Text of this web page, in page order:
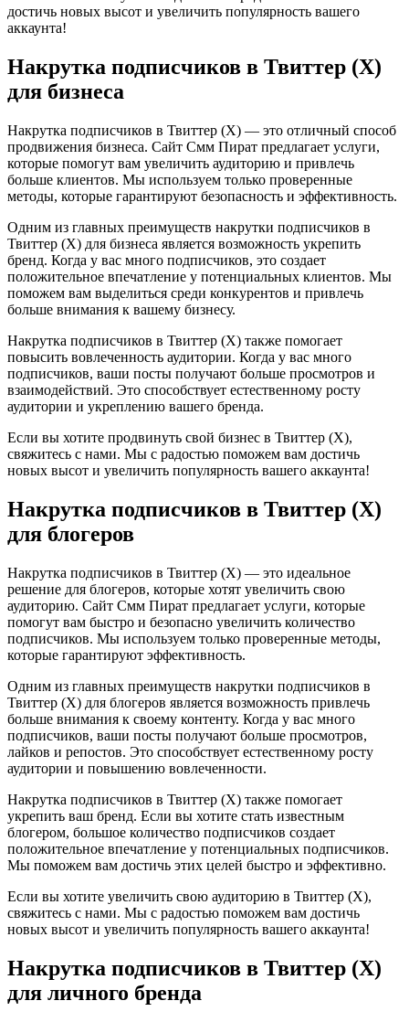
достичь новых высот и увеличить популярность вашего
аккаунта!
Накрутка подписчиков в Твиттер (X)
для бизнеса
Накрутка подписчиков в Твиттер (X) — это отличный способ
продвижения бизнеса. Сайт Смм Пират предлагает услуги,
которые помогут вам увеличить аудиторию и привлечь
больше клиентов. Мы используем только проверенные
методы, которые гарантируют безопасность и эффективность.
Одним из главных преимуществ накрутки подписчиков в
Твиттер (X) для бизнеса является возможность укрепить
бренд. Когда у вас много подписчиков, это создает
положительное впечатление у потенциальных клиентов. Мы
поможем вам выделиться среди конкурентов и привлечь
больше внимания к вашему бизнесу.
Накрутка подписчиков в Твиттер (X) также помогает
повысить вовлеченность аудитории. Когда у вас много
подписчиков, ваши посты получают больше просмотров и
взаимодействий. Это способствует естественному росту
аудитории и укреплению вашего бренда.
Если вы хотите продвинуть свой бизнес в Твиттер (X),
свяжитесь с нами. Мы с радостью поможем вам достичь
новых высот и увеличить популярность вашего аккаунта!
Накрутка подписчиков в Твиттер (X)
для блогеров
Накрутка подписчиков в Твиттер (X) — это идеальное
решение для блогеров, которые хотят увеличить свою
аудиторию. Сайт Смм Пират предлагает услуги, которые
помогут вам быстро и безопасно увеличить количество
подписчиков. Мы используем только проверенные методы,
которые гарантируют эффективность.
Одним из главных преимуществ накрутки подписчиков в
Твиттер (X) для блогеров является возможность привлечь
больше внимания к своему контенту. Когда у вас много
подписчиков, ваши посты получают больше просмотров,
лайков и репостов. Это способствует естественному росту
аудитории и повышению вовлеченности.
Накрутка подписчиков в Твиттер (X) также помогает
укрепить ваш бренд. Если вы хотите стать известным
блогером, большое количество подписчиков создает
положительное впечатление у потенциальных подписчиков.
Мы поможем вам достичь этих целей быстро и эффективно.
Если вы хотите увеличить свою аудиторию в Твиттер (X),
свяжитесь с нами. Мы с радостью поможем вам достичь
новых высот и увеличить популярность вашего аккаунта!
Накрутка подписчиков в Твиттер (X)
для личного бренда